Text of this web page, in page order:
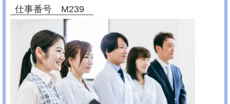
仕事番号 M239